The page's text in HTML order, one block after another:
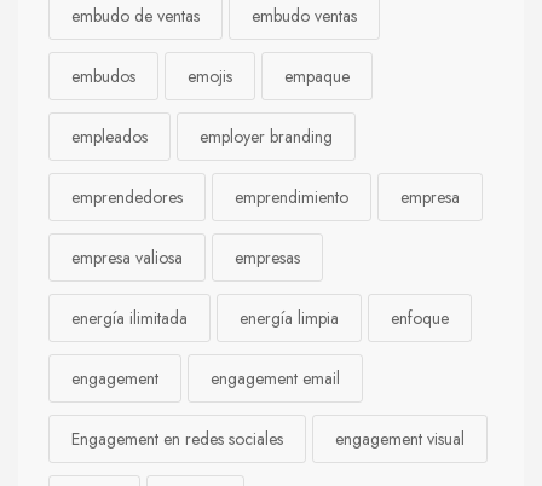
embudo de ventas embudo ventas
embudos emojis empaque
empleados employer branding
emprendedores emprendimiento empresa
empresa valiosa empresas
energía ilimitada energía limpia enfoque
engagement engagement email
Engagement en redes sociales engagement visual